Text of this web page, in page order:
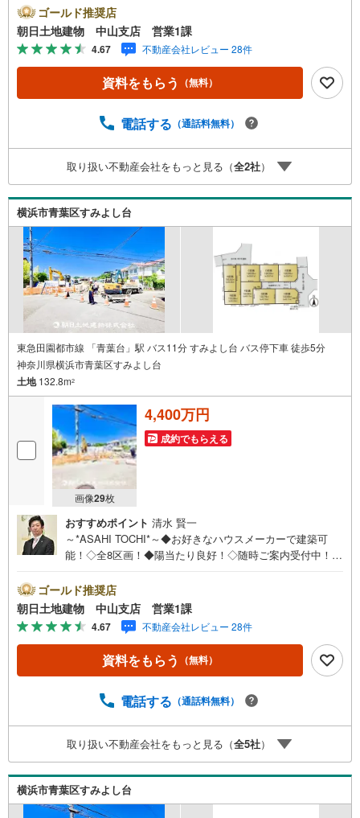
とりつぎ * * * *おかげさまで42周年を迎えることができま
した♪ご成約件数7万件達成!!☆当日のご見学も対応可能で
す！☆JR横浜線「中山」駅徒歩1分！☆ご予約は『朝日土
地建物中山店』まで！朝日土地建物グループは地域密着を
合言葉に全13店舗でその地域No.1を目指しております。広
告掲載していない物件も多数ございます。色々廻ったけど
替えってどうするの・・？etc.まずは何でもお気軽にご相
す！お問い合わせをお待ちしております!!
ゴールド推奨店
朝日土地建物 中山支店 営業1課
4.67 不動産会社レビュー 28件
資料をもらう （無料）
電話する （通話料無料）
取り扱い不動産会社をもっと見る（全2社）
横浜市青葉区すみよし台
東急田園都市線 「青葉台」駅 バス11分 すみよし台 バス停下車 徒歩5分
神奈川県横浜市青葉区すみよし台
土地132.8m2
画像29枚
4,400万円
成約でもらえる
おすすめポイント 清水 賢一
～*ASAHI TOCHI*～◆お好きなハウスメーカーで建築可
能！◇全8区画！◆陽当たり良好！◇随時ご案内受付中！◆
とりつぎ * * * *おかげさまで42周年を迎えることができま
した♪ご成約件数7万件達成!!☆当日のご見学も対応可能で
す！☆JR横浜線「中山」駅徒歩1分！☆ご予約は『朝日土
地建物中山店』まで！朝日土地建物グループは地域密着を
合言葉に全13店舗でその地域No.1を目指しております。広
告掲載していない物件も多数ございます。色々廻ったけど
替えってどうするの・・？etc.まずは何でもお気軽にご相
す！お問い合わせをお待ちしております!!
ゴールド推奨店
朝日土地建物 中山支店 営業1課
4.67 不動産会社レビュー 28件
資料をもらう （無料）
電話する （通話料無料）
取り扱い不動産会社をもっと見る（全5社）
横浜市青葉区すみよし台